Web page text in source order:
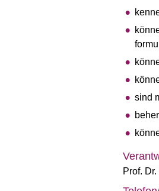
sind
Prof.